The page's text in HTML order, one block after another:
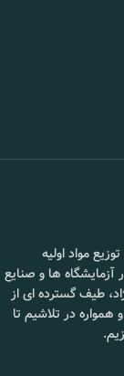
مواد اولیه
ها و صنایع
طیف گسترده ای از
همواره در تلاشیم تا